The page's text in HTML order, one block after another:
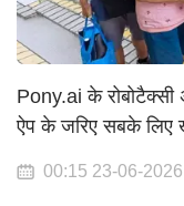
Pony.ai के
ऐप के जरिए सबके
00:15 23-06-2026